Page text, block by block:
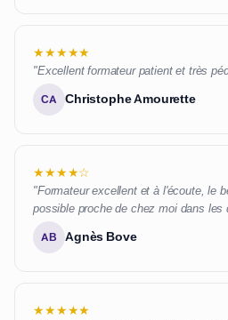
★★★★★
"Excellent formateur patient et très
CA Christophe Amourette
★★★★☆
"Formateur excellent et à l'écoute, le
possible proche de chez moi dans les
AB Agnès Bove
★★★★★